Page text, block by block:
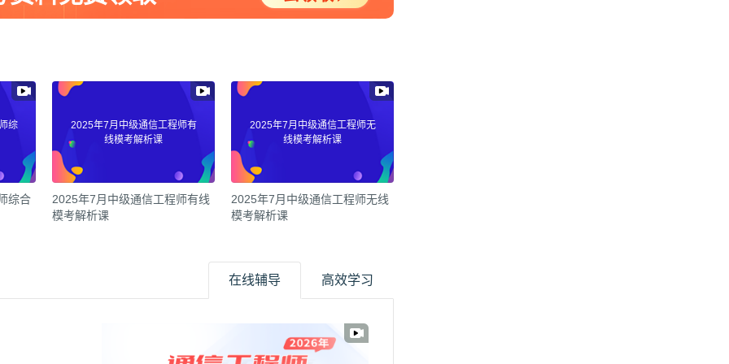
综
综合
2025年7月中级通信工程师有
线模考解析课
2025年7月中级通信工程师有线
模考解析课
2025年7月中级通信工程师无
线模考解析课
2025年7月中级通信工程师无线
模考解析课
在线辅导 高效学习